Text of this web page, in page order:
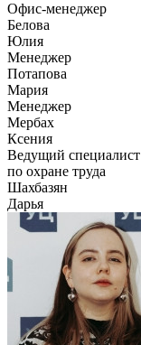
Офис-менеджер
Белова
Юлия
Менеджер
Потапова
Мария
Менеджер
Мербах
Ксения
Ведущий специалист
по охране труда
Шахбазян
Дарья